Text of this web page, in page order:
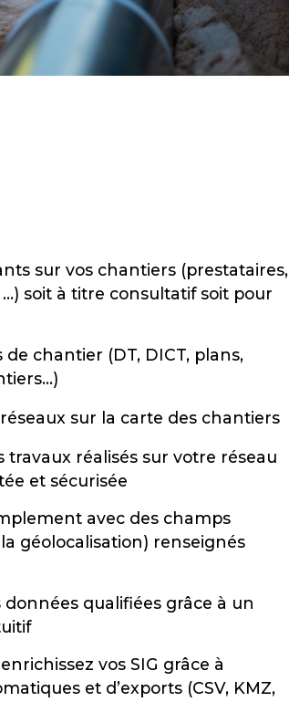
sur vos chantiers (prestataires,
soit à titre consultatif soit pour
chantier (DT, DICT, plans,
sur la carte des chantiers
travaux réalisés sur votre réseau
et sécurisée
avec des champs
géolocalisation) renseignés
qualifiées grâce à un
vos SIG grâce à
et d’exports (CSV, KMZ,